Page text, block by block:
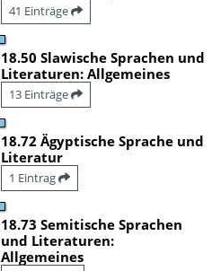
41 Einträge
18.50 Slawische Sprachen und
Literaturen: Allgemeines
13 Einträge
18.72 Ägyptische Sprache und
Literatur
1 Eintrag
18.73 Semitische Sprachen
und Literaturen:
Allgemeines